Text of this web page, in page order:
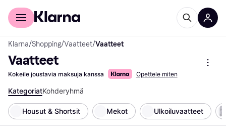
Kuluttajille
Klarna/Shopping/Vaatteet/Vaatteet
Vaatteet
Kokeile joustavia maksuja kanssa Opettele miten
KategoriatKohderyhmä
Housut & Shortsit Mekot Ulkoiluvaatteet